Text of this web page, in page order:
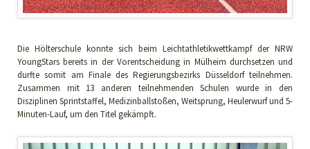
Die Hölterschule konnte sich beim Leichtathletikwettkampf der NRW
YoungStars bereits in der Vorentscheidung in Mülheim durchsetzen und
durfte somit am Finale des Regierungsbezirks Düsseldorf teilnehmen.
Zusammen mit 13 anderen teilnehmenden Schulen wurde in den
Disziplinen Sprintstaffel, Medizinballstoßen, Weitsprung, Heulerwurf und 5-
Minuten-Lauf, um den Titel gekämpft.